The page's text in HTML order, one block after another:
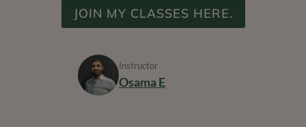
JOIN MY CLASSES HERE.
Instructor
Osama E